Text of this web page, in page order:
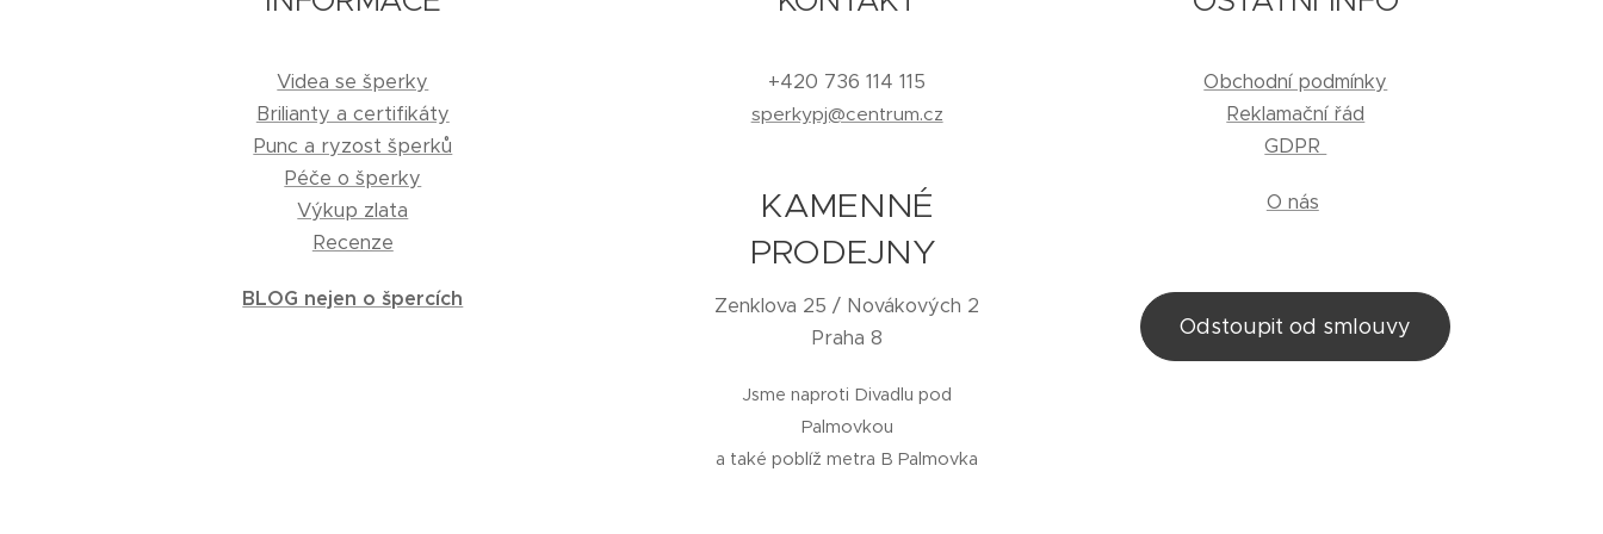
Videa se šperky
Brilianty a certifikáty
Punc a ryzost šperků
Péče o šperky
Výkup zlata
Recenze
BLOG nejen o špercích
+420 736 114 115
sperkypj@centrum.cz
KAMENNÉ
PRODEJNY
Zenklova 25 / Novákových 2
Praha 8
Jsme naproti Divadlu pod
Palmovkou
a také poblíž metra B Palmovka
Obchodní podmínky
Reklamační řád
GDPR
O nás
Odstoupit od smlouvy